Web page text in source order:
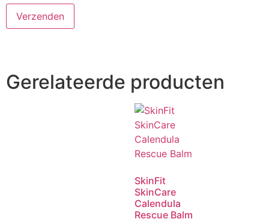
Gerelateerde producten
SkinFit
SkinCare
Calendula
Rescue Balm